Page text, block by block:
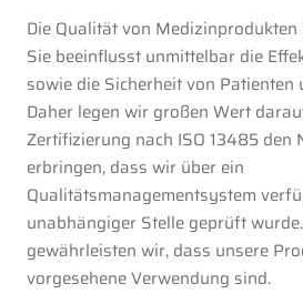
Die Qualität von
Sie beeinflusst unmittelbar die
sowie die Sicherheit von Patienten
Daher legen wir großen Wert
Zertifizierung nach ISO 13485 den
erbringen, dass wir über ein
Qualitätsmanagementsystem
unabhängiger Stelle geprüft
gewährleisten wir, dass unsere
vorgesehene Verwendung sind.